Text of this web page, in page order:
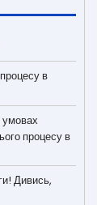
в
процесу в
Дивись,